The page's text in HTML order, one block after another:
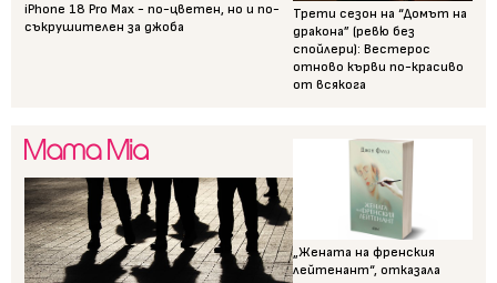
iPhone 18 Pro Max - по-цветен, но и по-
съкрушителен за джоба
Трети сезон на “Домът на
дракона” (ревю без
спойлери): Вестерос
отново кърви по-красиво
от всякога
„Жената на френския
лейтенант“, отказала